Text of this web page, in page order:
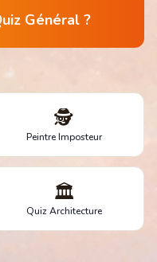
Général ?
🕵️
Peintre Imposteur
🏛️
Quiz Architecture